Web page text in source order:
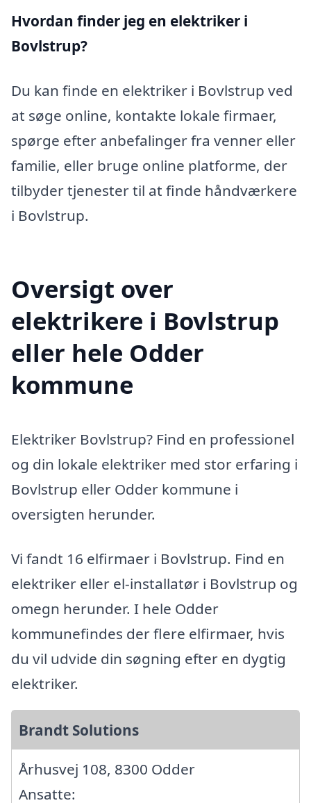
Hvordan finder jeg en elektriker i
Bovlstrup?
Du kan finde en elektriker i Bovlstrup ved
at søge online, kontakte lokale firmaer,
spørge efter anbefalinger fra venner eller
familie, eller bruge online platforme, der
tilbyder tjenester til at finde håndværkere
i Bovlstrup.
Oversigt over
elektrikere i Bovlstrup
eller hele Odder
kommune
Elektriker Bovlstrup? Find en professionel
og din lokale elektriker med stor erfaring i
Bovlstrup eller Odder kommune i
oversigten herunder.
Vi fandt 16 elfirmaer i Bovlstrup. Find en
elektriker eller el-installatør i Bovlstrup og
omegn herunder. I hele Odder
kommunefindes der flere elfirmaer, hvis
du vil udvide din søgning efter en dygtig
elektriker.
Brandt Solutions
Århusvej 108, 8300 Odder
Ansatte: